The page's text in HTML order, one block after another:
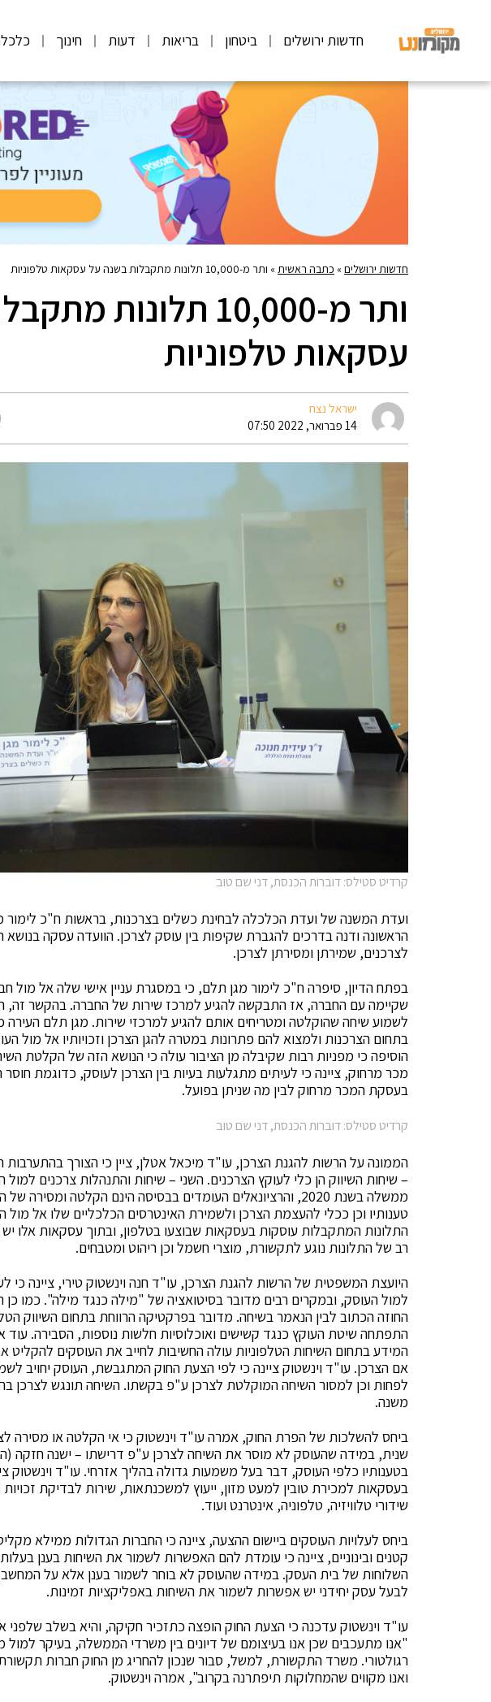
חדשות ירושלים ביטחון בריאות דעות חינוך
חדשות ירושלים» כתבה ראשית » ותר מ-10,000 תלונות מתקבלות בשנה על עסקאות טלפוניות
ותר מ-10,000
עסקאות טלפוניות
ישראל נצח
14 פברואר, 2022 07:50
קרדיט סטילס: דוברות הכנסת, דני שם טוב
ועדת המשנה של ועדת הכלכלה לבחינת כשלים בצרכנות, בראשות ח"כ לימור
הראשונה ודנה בדרכים להגברת שקיפות בין עוסק לצרכן. הוועדה עסקה בנושא
לצרכנים, שמירתן ומסירתן לצרכן.
בפתח הדיון, סיפרה ח"כ לימור מגן תלם, כי במסגרת עניין אישי שלה אל מול
שקיימה עם החברה, אז התבקשה להגיע למרכז שירות של החברה. בהקשר זה,
לשמוע שיחה שהוקלטה ומטריחים אותם להגיע למרכזי שירות. מגן תלם העירה
בתחום הצרכנות ולמצוא להם פתרונות במטרה להגן הצרכן וזכויותיו אל מול
הוסיפה כי מפניות רבות שקיבלה מן הציבור עולה כי הנושא הזה של הקלטת
מכר מרחוק, ציינה כי לעיתים מתגלעות בעיות בין הצרכן לעוסק, כדוגמת
בעסקת המכר מרחוק לבין מה שניתן בפועל.
קרדיט סטילס: דוברות הכנסת, דני שם טוב
הממונה על הרשות להגנת הצרכן, עו"ד מיכאל אטלן, ציין כי הצורך
– שיחות השיווק הן כלי לעוקץ הצרכנים. השני – שיחות והתנהלות צרכנים
ממשלה בשנת 2020, והרציונאלים העומדים בבסיסה הינם הקלטה
טענותיו וכן ככלי להעצמת הצרכן ולשמירת האינטרסים הכלכליים שלו אל מול
התלונות המתקבלות עוסקות בעסקאות שבוצעו בטלפון, ובתוך עסקאות אלו
רב של התלונות נוגע לתקשורת, מוצרי חשמל וכן ריהוט ומטבחים.
היועצת המשפטית של הרשות להגנת הצרכן, עו"ד חנה וינשטוק טירי, ציינה כי
למול העוסק, ובמקרים רבים מדובר בסיטואציה של "מילה כנגד מילה". כמו כן
החוזה הכתוב לבין הנאמר בשיחה. מדובר בפרקטיקה הרווחת בתחום השיווק
התפתחה שיטת העוקץ כנגד קשישים ואוכלוסיות חלשות נוספות, הסבירה.
המידע בתחום השיחות הטלפוניות עולה החשיבות לחייב את העוסקים להקליט
אם הצרכן. עו"ד וינשטוק ציינה כי לפי הצעת החוק המתגבשת, העוסק יחויב
לפחות וכן למסור השיחה המוקלטת לצרכן ע"פ בקשתו. השיחה תונגש לצרכן
משנה.
ביחס להשלכות של הפרת החוק, אמרה עו"ד וינשטוק כי אי הקלטה או מסירה
שנית, במידה שהעוסק לא מוסר את השיחה לצרכן ע"פ דרישתו – ישנה חזקה
בטענותיו כלפי העוסק, דבר בעל משמעות גדולה בהליך אזרחי. עו"ד וינשטוק
בעסקאות למכירת טובין למעט מזון, ייעוץ למשכנתאות, שירות לבדיקת
שידורי טלוויזיה, טלפוניה, אינטרנט ועוד.
ביחס לעלויות העוסקים ביישום ההצעה, ציינה כי החברות הגדולות ממילא
קטנים ובינוניים, ציינה כי עומדת להם האפשרות לשמור את השיחות בענן
השלוחות של בית העסק. במידה שהעוסק לא בוחר לשמור בענן אלא על
לבעל עסק יחידני יש אפשרות לשמור את השיחות באפליקציות זמינות.
עו"ד וינשטוק עדכנה כי הצעת החוק הופצה כתזכיר חקיקה, והיא בשלב שלפני
"אנו מתעכבים שכן אנו בעיצומם של דיונים בין משרדי הממשלה, בעיקר
רגולטורי. משרד התקשורת, למשל, סבור שנכון להחריג מן החוק חברות
ואנו מקווים שהמחלוקות תיפתרנה בקרוב", אמרה וינשטוק.